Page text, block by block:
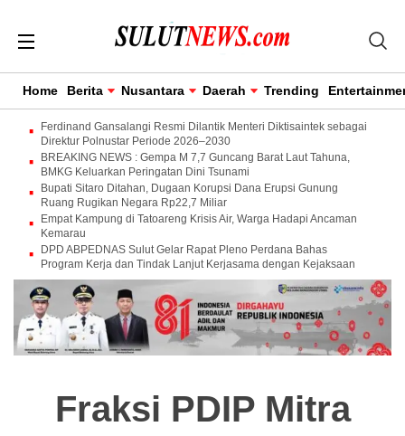
Home Berita Nusantara Daerah Trending
Ferdinand Gansalangi Resmi Dilantik Menteri Diktisaintek sebagai
Direktur Polnustar Periode 2026–2030
BREAKING NEWS : Gempa M 7,7 Guncang Barat Laut Tahuna,
BMKG Keluarkan Peringatan Dini Tsunami
Bupati Sitaro Ditahan, Dugaan Korupsi Dana Erupsi Gunung
Ruang Rugikan Negara Rp22,7 Miliar
Empat Kampung di Tatoareng Krisis Air, Warga Hadapi Ancaman
Kemarau
DPD ABPEDNAS Sulut Gelar Rapat Pleno Perdana Bahas
Program Kerja dan Tindak Lanjut Kerjasama dengan Kejaksaan
Fraksi PDIP Mitra